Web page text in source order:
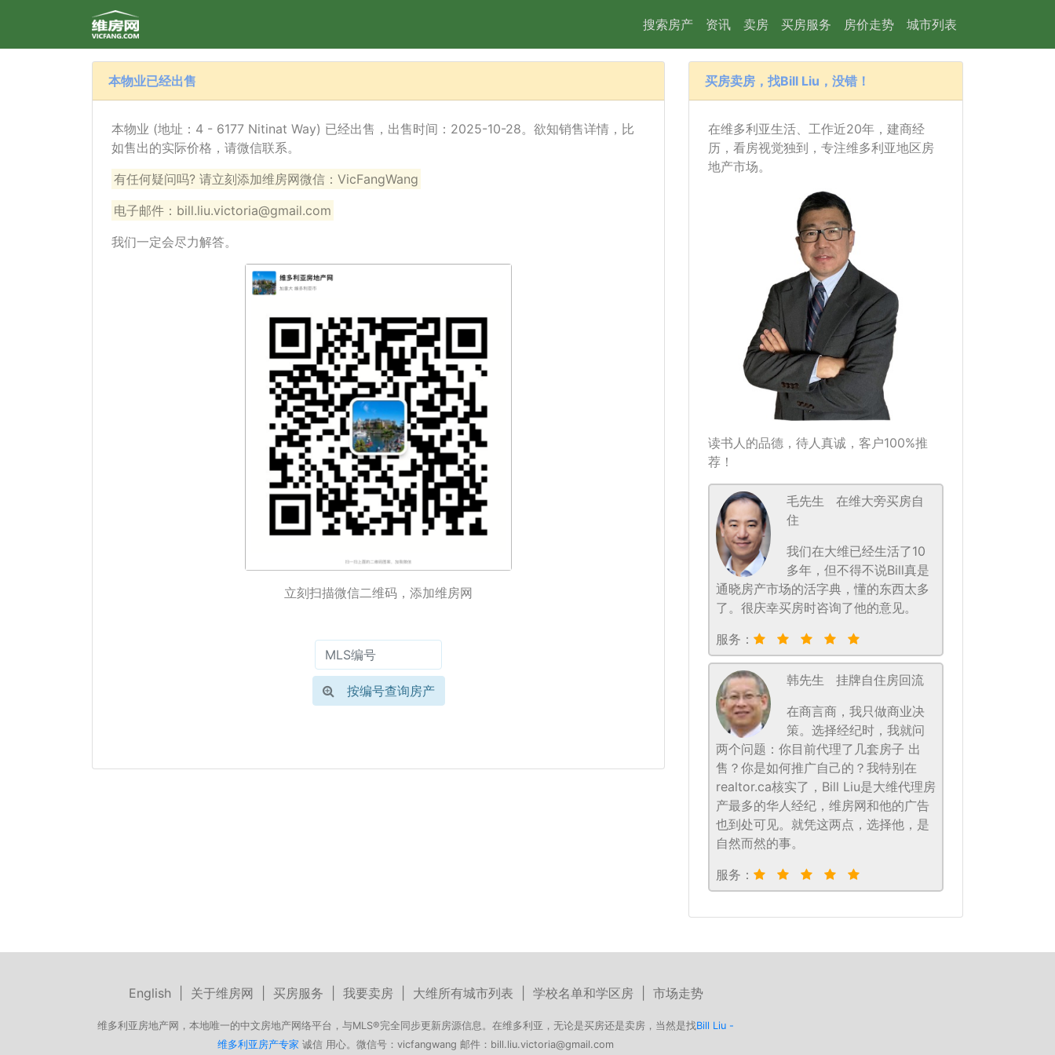
搜索房产 资讯 卖房 买房服务 房价走势 城市列表
本物业已经出售
本物业 (地址：4 - 6177 Nitinat Way) 已经出售，出售时间：2025-10-28。欲知销售详情，比
如售出的实际价格，请微信联系。
有任何疑问吗? 请立刻添加维房网微信：VicFangWang
电子邮件：bill.liu.victoria@gmail.com
我们一定会尽力解答。
立刻扫描微信二维码，添加维房网
按编号查询房产
买房卖房，找Bill Liu，没错！
在维多利亚生活、工作近20年，建商经
历，看房视觉独到，专注维多利亚地区房
地产市场。
读书人的品德，待人真诚，客户100%推
荐！
毛先生
在维大旁买房自
住
我们在大维已经生活了10
多年，但不得不说Bill真是
通晓房产市场的活字典，懂的东西太多
了。很庆幸买房时咨询了他的意见。
服务：
韩先生
挂牌自住房回流
在商言商，我只做商业决
策。选择经纪时，我就问
两个问题：你目前代理了几套房子 出
售？你是如何推广自己的？我特别在
realtor.ca核实了，Bill Liu是大维代理房
产最多的华人经纪，维房网和他的广告
也到处可见。就凭这两点，选择他，是
自然而然的事。
服务：
English| 关于维房网 买房服务 我要卖房| 大维所有城市列表 学校名单和学区房| 市场走势
维多利亚房地产网，本地唯一的中文房地产网络平台，与MLS®完全同步更新房源信息。在维多利亚，无论是买房还是卖房，当然是找Bill Liu -
维多利亚房产专家 诚信 用心。微信号：vicfangwang 邮件：bill.liu.victoria@gmail.com